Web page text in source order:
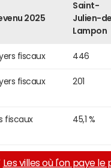
2025
Saint-
Julien-
Lampon
fiscaux 446
fiscaux
201
fiscaux
45,1 %
Les villes où l'on paye le